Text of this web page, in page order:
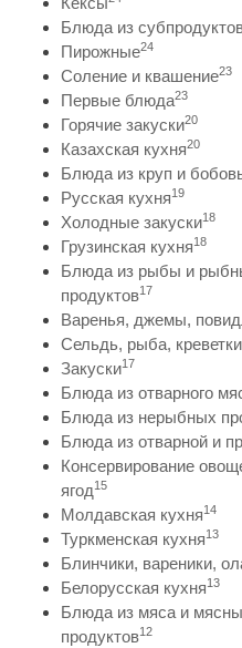
Блюда из
Пирожные24
Соление и квашение23
Первые блюда23
Горячие закуски20
Казахская кухня20
Блюда из круп и
Русская кухня19
Холодные закуски18
Грузинская кухня18
Блюда из рыбы и
продуктов17
Варенья, джемы,
Сельдь, рыба, креветки
Закуски17
Блюда из отварного
Блюда из нерыбных
Блюда из отварной и
Консервирование
ягод15
Молдавская кухня14
Туркменская кухня13
Блинчики, вареники,
Белорусская кухня13
Блюда из мяса и
продуктов12